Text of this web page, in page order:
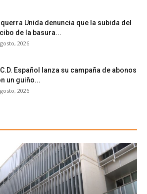
Unida denuncia que la subida del
de la basura...
2026
C.D. Español lanza su campaña de abonos
un guiño...
2026